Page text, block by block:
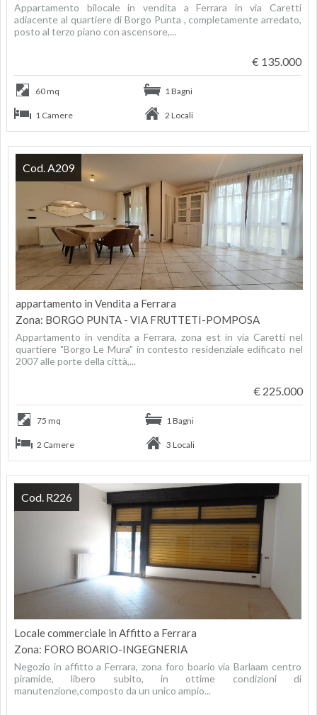
Appartamento bilocale in vendita a Ferrara in via Caretti
adiacente al quartiere di Borgo Punta , completamente arredato,
posto al terzo piano con ascensore,...
€ 135.000
60 mq 1 Bagni
1 Camere 2 Locali
appartamento in Vendita a Ferrara
Zona: BORGO PUNTA - VIA FRUTTETI-POMPOSA
Appartamento in vendita a Ferrara, zona est in via Caretti nel
quartiere "Borgo Le Mura" in contesto residenziale edificato nel
2007 alle porte della città,...
€ 225.000
Cod. A209
75 mq 1 Bagni
2 Camere 3 Locali
Locale commerciale in Affitto a Ferrara
Zona: FORO BOARIO-INGEGNERIA
Negozio in affitto a Ferrara, zona foro boario via Barlaam centro
piramide, libero subito, in ottime condizioni di
manutenzione,composto da un unico ampio...
Cod. R226